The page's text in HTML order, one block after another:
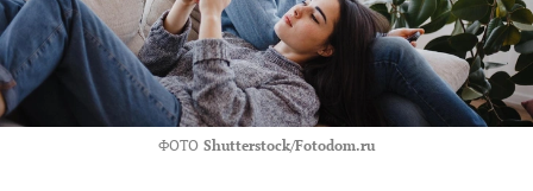
ФОТО Shutterstock/Fotodom.ru